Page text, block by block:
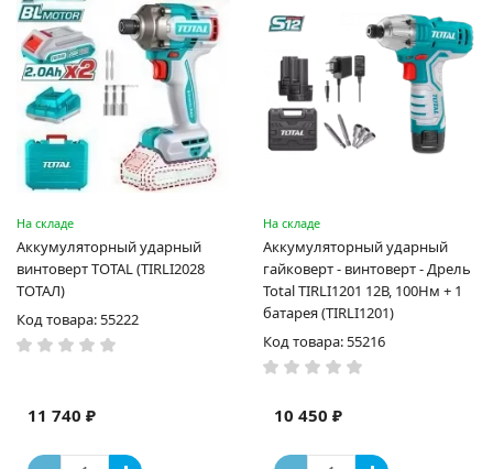
На складе
Аккумуляторный ударный
винтоверт TOTAL (TIRLI2028
ТОТАЛ)
Код товара: 55222
11 740 ₽
На складе
Аккумуляторный ударный
гайковерт - винтоверт - Дрель
Total TIRLI1201 12В, 100Нм + 1
батарея (TIRLI1201)
Код товара: 55216
10 450 ₽